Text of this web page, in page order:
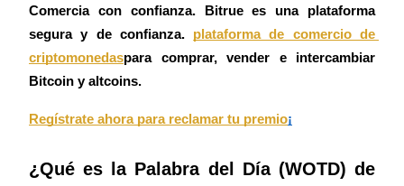
Copiar Trading
Únete a los mejores traders
Comercia con confianza. Bitrue es una plataforma
segura y de confianza.
plataforma de comercio de
criptomonedaspara comprar, vender e intercambiar
Bitcoin y altcoins.
Regístrate ahora para reclamar tu premio¡
¿Qué es la Palabra del Día (WOTD) de